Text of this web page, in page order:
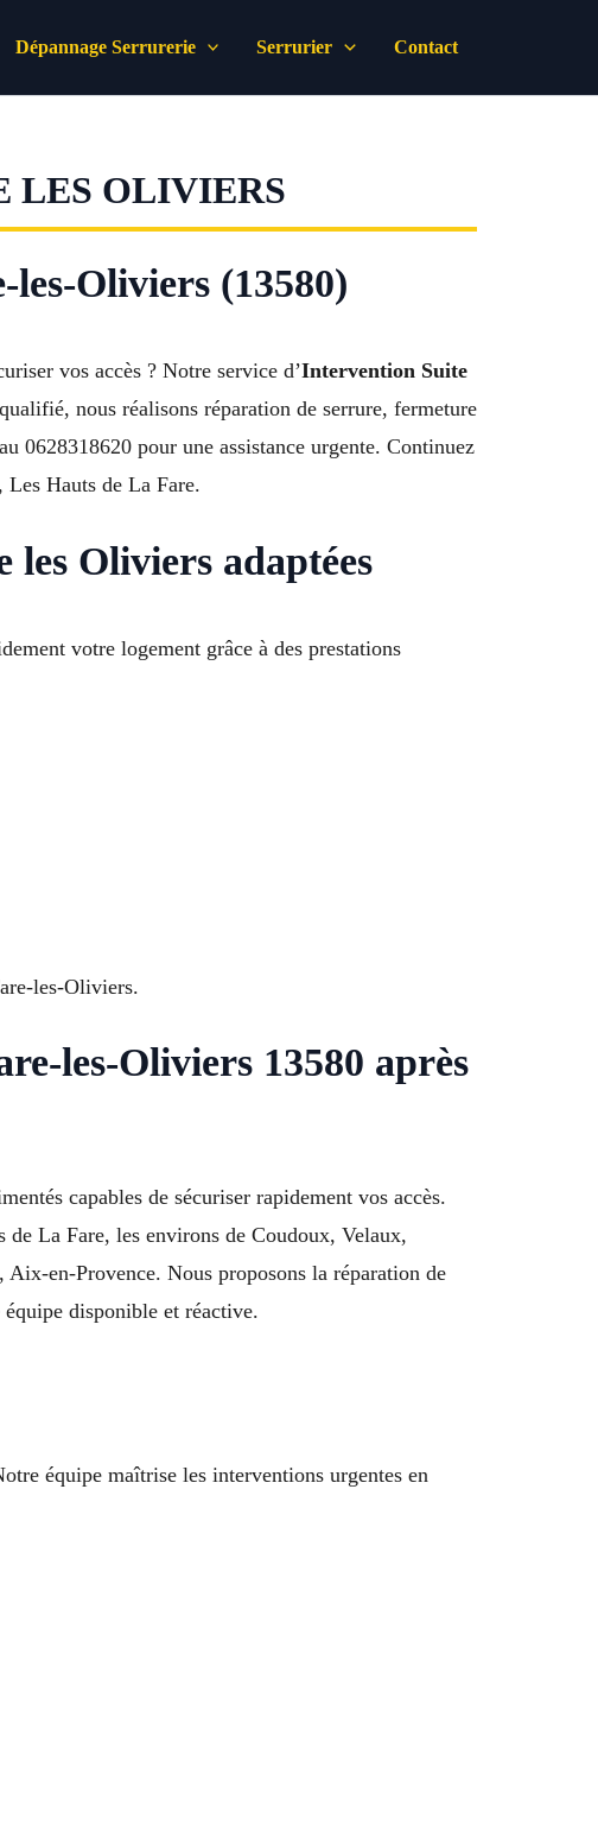
Dépannage Serrurerie Serrurier Contact
LES OLIVIERS
Oliviers (13580)
vos accès ? Notre service d’Intervention Suite
nous réalisons réparation de serrure, fermeture
0628318620 pour une assistance urgente. Continuez
Hauts de La Fare.
Oliviers adaptées
votre logement grâce à des prestations
les-Oliviers.
les-Oliviers 13580 après
capables de sécuriser rapidement vos accès.
La Fare, les environs de Coudoux, Velaux,
en-Provence. Nous proposons la réparation de
disponible et réactive.
équipe maîtrise les interventions urgentes en